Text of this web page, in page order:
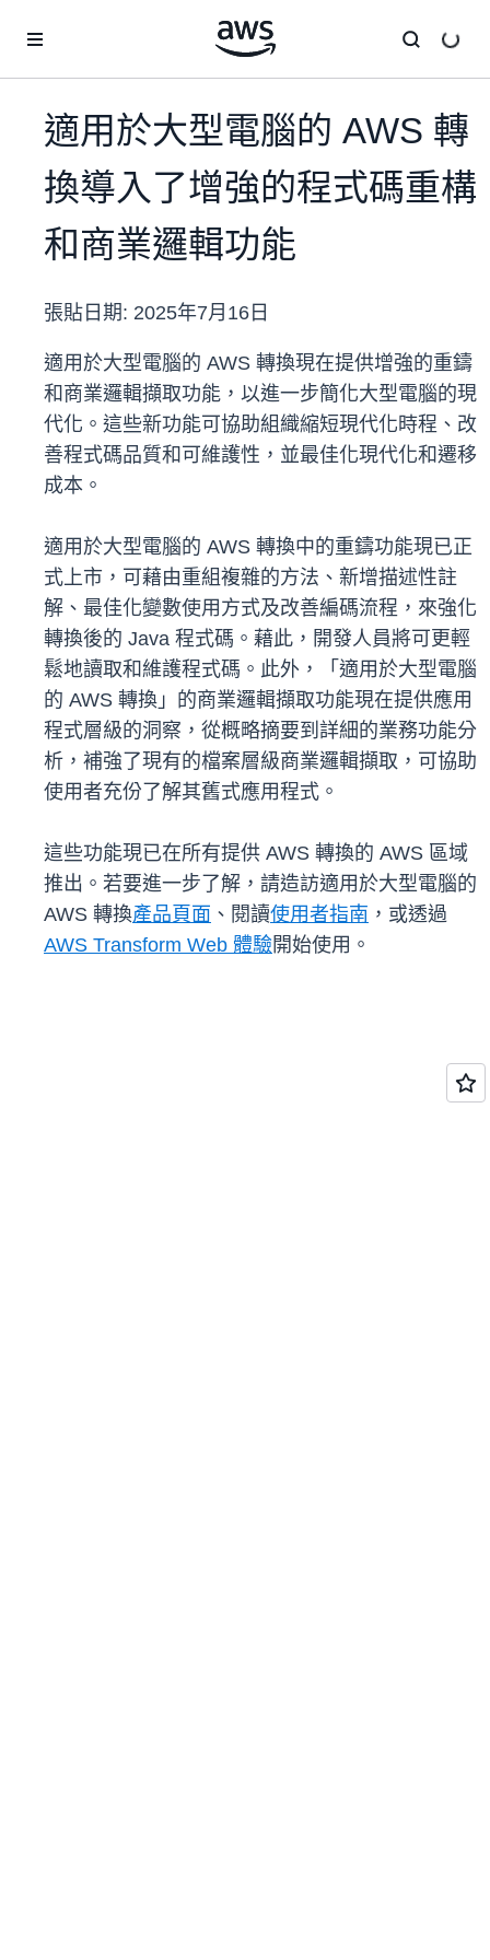
適用於大型電腦的 AWS 轉
換導入了增強的程式碼重構
和商業邏輯功能
張貼日期: 2025年7月16日
適用於大型電腦的 AWS 轉換現在提供增強的重鑄
和商業邏輯擷取功能，以進一步簡化大型電腦的現
代化。這些新功能可協助組織縮短現代化時程、改
善程式碼品質和可維護性，並最佳化現代化和遷移
成本。
適用於大型電腦的 AWS 轉換中的重鑄功能現已正
式上市，可藉由重組複雜的方法、新增描述性註
解、最佳化變數使用方式及改善編碼流程，來強化
轉換後的 Java 程式碼。藉此，開發人員將可更輕
鬆地讀取和維護程式碼。此外，「適用於大型電腦
的 AWS 轉換」的商業邏輯擷取功能現在提供應用
程式層級的洞察，從概略摘要到詳細的業務功能分
析，補強了現有的檔案層級商業邏輯擷取，可協助
使用者充份了解其舊式應用程式。
這些功能現已在所有提供 AWS 轉換的 AWS 區域
推出。若要進一步了解，請造訪適用於大型電腦的
AWS 轉換產品頁面 、閱讀使用者指南 ，或透過
AWS Transform Web 體驗開始使用。